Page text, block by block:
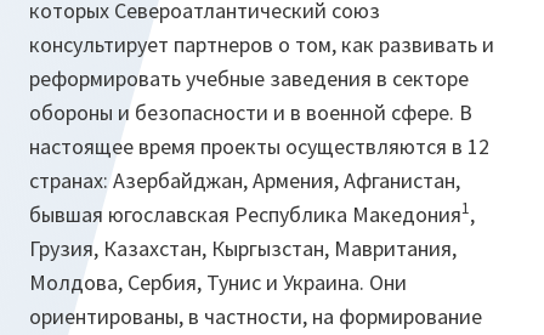
которых Североатлантический союз
консультирует партнеров о том, как развивать и
реформировать учебные заведения в секторе
обороны и безопасности и в военной сфере. В
настоящее время проекты осуществляются в 12
странах: Азербайджан, Армения, Афганистан,
бывшая югославская Республика Македония1,
Грузия, Казахстан, Кыргызстан, Мавритания,
Молдова, Сербия, Тунис и Украина. Они
ориентированы, в частности, на формирование